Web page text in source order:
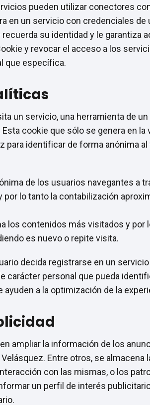
pueden utilizar conectores
en un servicio con credenciales de
su identidad y le garantiza
y revocar el acceso a los
que específica.
un servicio, una herramienta de
cookie que sólo se genera en
para identificar de forma anónima
de los usuarios navegantes a
lo tanto la contabilización
los contenidos más visitados y por
es nuevo o repite visita.
decida registrarse en un
carácter personal que pueda
a la optimización de la
ampliar la información de los
Entre otros, se
con las mismas, o los
un perfil de interés